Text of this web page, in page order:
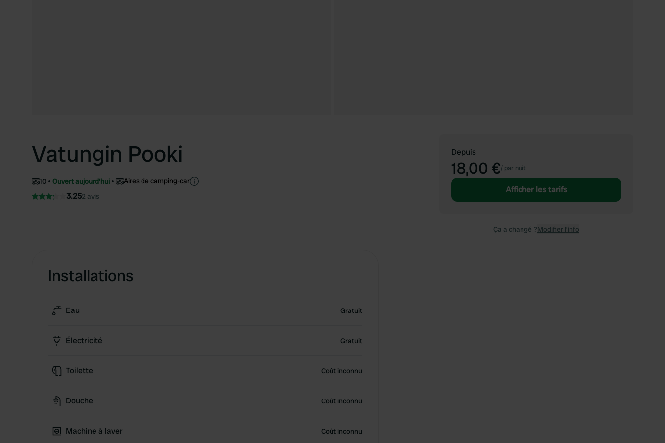
Vatungin Pooki
10 Ouvert aujourd'hui Aires de camping-car
3.252 avis
Installations
Eau Gratuit
Électricité Gratuit
Toilette Coût inconnu
Douche Coût inconnu
Machine à laver Coût inconnu
Depuis
18,00 €/ par nuit
Afficher les tarifs
Ça a changé ?Modifier l’info